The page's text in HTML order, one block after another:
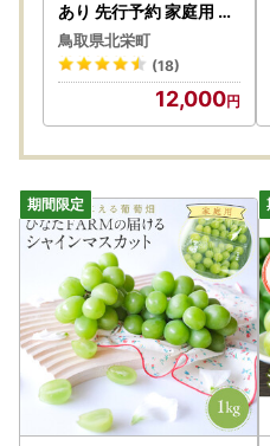
あり 先行予約 家庭用 鳥
取砂丘地産 1.4kg（350
g×4パック）｜シャイン
マスカット
鳥取県北栄町
(18)
12,000